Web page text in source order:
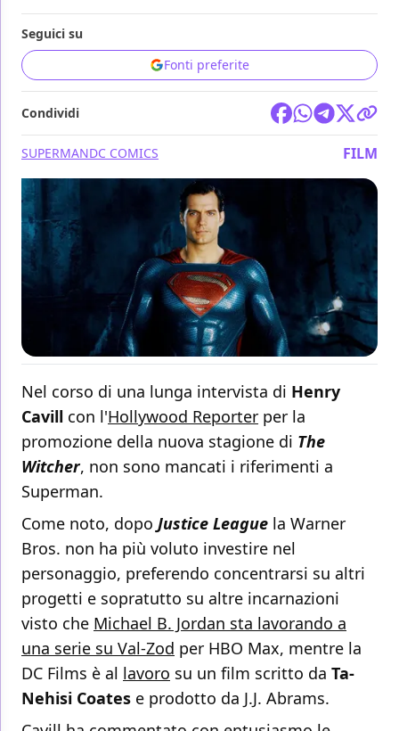
Seguici su
Fonti preferite
Condividi
SUPERMANDC COMICS FILM
Nel corso di una lunga intervista di Henry
Cavill con l'Hollywood Reporter per la
promozione della nuova stagione di The
Witcher, non sono mancati i riferimenti a
Superman.
Come noto, dopo Justice League la Warner
Bros. non ha più voluto investire nel
personaggio, preferendo concentrarsi su altri
progetti e sopratutto su altre incarnazioni
visto che Michael B. Jordan sta lavorando a
una serie su Val-Zod per HBO Max, mentre la
DC Films è al lavoro su un film scritto da Ta-
Nehisi Coates e prodotto da J.J. Abrams.